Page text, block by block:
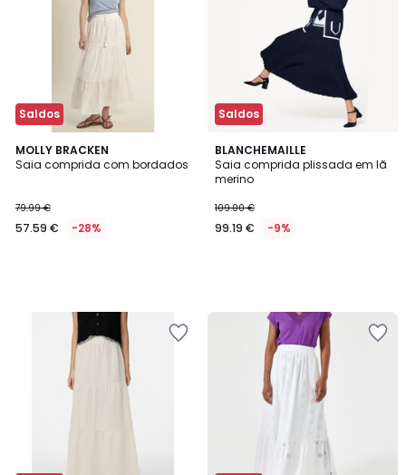
Saldos
MOLLY BRACKEN
Saia comprida com bordados
79.99 €
57.59 € -28%
Saldos
BLANCHEMAILLE
Saia comprida plissada em lã
merino
109.00 €
99.19 € -9%